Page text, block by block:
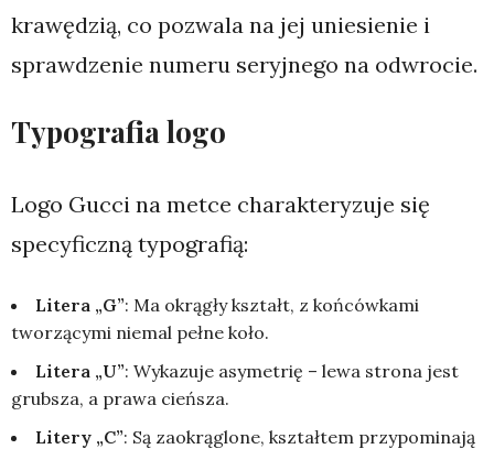
krawędzią, co pozwala na jej uniesienie i
sprawdzenie numeru seryjnego na odwrocie.
Typografia logo
Logo Gucci na metce charakteryzuje się
specyficzną typografią:
Litera „G”: Ma okrągły kształt, z końcówkami
tworzącymi niemal pełne koło.
Litera „U”: Wykazuje asymetrię – lewa strona jest
grubsza, a prawa cieńsza.
Litery „C”: Są zaokrąglone, kształtem przypominają